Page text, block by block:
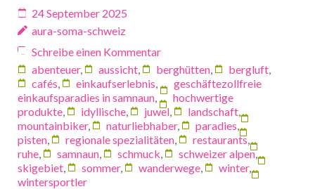
24 September 2025
aura-soma-schweiz
Schreibe einen Kommentar
abenteuer, aussicht berghütten bergluft
cafés
einkaufserlebnis
geschäftezollfreie
einkaufsparadies in samnaun
hochwertige
produkte
idyllische juwel landschaft
mountainbiker, naturliebhaber, paradies
pisten
regionale spezialitäten restaurants
ruhe
samnaun schmuck schweizer alpen,
skigebiet
sommer, wanderwege winter,
wintersportler